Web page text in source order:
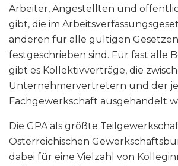
Arbeiter, Angestellten und
gibt, die im
anderen für alle gültigen Gesetzen
festgeschrieben sind. Für fast alle
gibt es Kollektivverträge, die
Unternehmervertretern und der
Fachgewerkschaft ausgehandelt
Die GPA als größte
Österreichischen
dabei für eine Vielzahl von